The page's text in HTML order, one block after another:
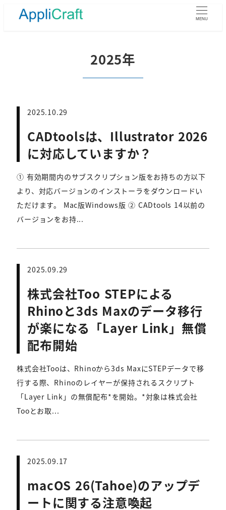
MENU
2025年
2025.10.29
CADtoolsは、Illustrator 2026
に対応していますか？
① 有効期間内のサブスクリプション版をお持ちの方以下
より、対応バージョンのインストーラをダウンロードい
ただけます。 Mac版Windows版 ② CADtools 14以前の
バージョンをお持...
2025.09.29
株式会社Too STEPによる
Rhinoと3ds Maxのデータ移行
が楽になる「Layer Link」無償
配布開始
株式会社Tooは、Rhinoから3ds MaxにSTEPデータで移
行する際、Rhinoのレイヤーが保持されるスクリプト
「Layer Link」の無償配布*を開始。*対象は株式会社
Tooとお取...
2025.09.17
macOS 26(Tahoe)のアップデ
ートに関する注意喚起